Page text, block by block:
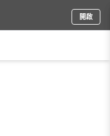
開啟